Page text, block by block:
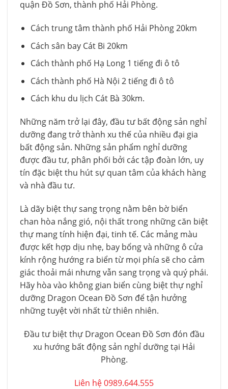
quận Đồ Sơn, thành phố Hải Phòng.
Cách trung tâm thành phố Hải Phòng 20km
Cách sân bay Cát Bi 20km
Cách thành phố Hạ Long 1 tiếng đi ô tô
Cách thành phố Hà Nội 2 tiếng đi ô tô
Cách khu du lịch Cát Bà 30km.
Những năm trở lại đây, đầu tư bất động sản nghỉ
dưỡng đang trở thành xu thế của nhiều đại gia
bất động sản. Những sản phẩm nghỉ dưỡng
được đầu tư, phân phối bởi các tập đoàn lớn, uy
tín đặc biệt thu hút sự quan tâm của khách hàng
và nhà đầu tư.
Là dãy biệt thự sang trọng nằm bên bờ biển
chan hòa nắng gió, nội thất trong những căn biệt
thự mang tính hiện đại, tinh tế. Các mảng màu
được kết hợp dịu nhẹ, bay bổng và những ô cửa
kính rộng hướng ra biển từ mọi phía sẽ cho cảm
giác thoải mái nhưng vẫn sang trọng và quý phái.
Hãy hòa vào không gian biển cùng biệt thự nghỉ
dưỡng Dragon Ocean Đồ Sơn để tận hưởng
những tuyệt vời nhất từ thiên nhiên.
Đầu tư biệt thự Dragon Ocean Đồ Sơn đón đầu
xu hướng bất động sản nghỉ dưỡng tại Hải
Phòng.
Liên hệ 0989.644.555